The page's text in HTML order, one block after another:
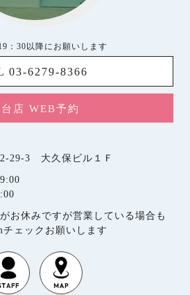
：30以降にお願いします
03-6279-8366
店 WEB予約
29-3 大久保ビル１Ｆ
お休みですが営業している場合も
ェックお願いします